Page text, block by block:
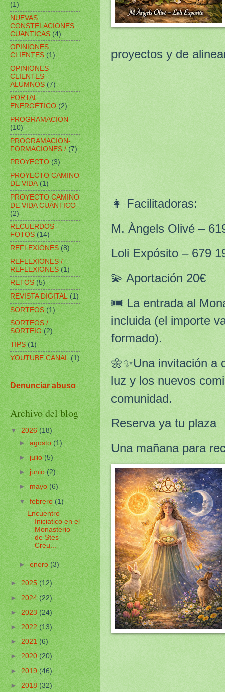
proyectos y de
👩 Facilitadoras:
M. Àngels Olivé –
Loli Expósito – 679
💫 Aportación 20€
🎟️ La entrada al
incluida (el importe
formado).
🌼✨Una invitación a
luz y los nuevos
comunidad.
Reserva ya tu plaza
Una mañana para
(1)
NUEVAS
CONSTELACIONES
CUANTICAS (4)
OPINIONES
CLIENTES (1)
OPINIONES
CLIENTES -
ALUMNOS (7)
PORTAL
ENERGÉTICO (2)
PROGRAMACION
(10)
PROGRAMACION-
FORMACIONES / (7)
PROYECTO (3)
PROYECTO CAMINO
DE VIDA (1)
PROYECTO CAMINO
DE VIDA CUÁNTICO
(2)
RECUERDOS -
FOTOS (14)
REFLEXIONES (8)
REFLEXIONES /
REFLEXIONES (1)
RETOS (5)
REVISTA DIGITAL (1)
SORTEOS (1)
SORTEOS /
SORTEIG (2)
TIPS (1)
YOUTUBE CANAL (1)
Denunciar abuso
Archivo del blog
▼2026(18)
►agosto(1)
►julio(5)
► junio(2)
►mayo(6)
▼febrero(1)
Encuentro
Iniciatico en el
Monasterio
de Stes
Creu...
►enero(3)
►2025 (12)
►2024(22)
►2023(24)
►2022(13)
►2021(6)
►2020(20)
►2019(46)
►2018(32)